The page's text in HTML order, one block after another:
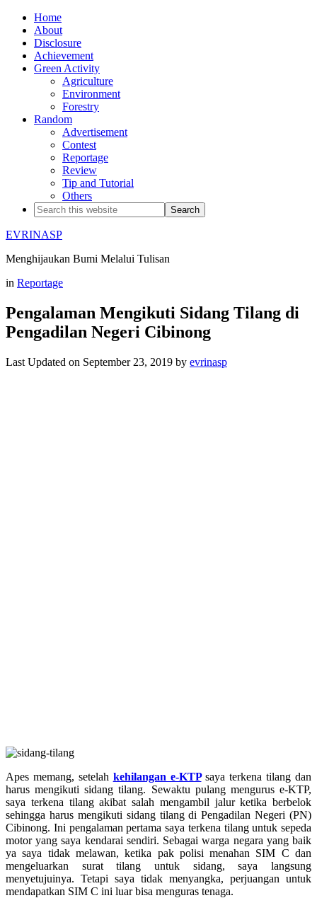
Home
About
Disclosure
Achievement
Green Activity
Agriculture
Environment
Forestry
Random
Advertisement
Contest
Reportage
Review
Tip and Tutorial
Others
EVRINASP
Menghijaukan Bumi Melalui Tulisan
in Reportage
Pengalaman Mengikuti Sidang Tilang di
Pengadilan Negeri Cibinong
Last Updated on September 23, 2019 by evrinasp
Apes memang, setelah kehilangan e-KTP saya terkena tilang dan
harus mengikuti sidang tilang. Sewaktu pulang mengurus e-KTP,
saya terkena tilang akibat salah mengambil jalur ketika berbelok
sehingga harus mengikuti sidang tilang di Pengadilan Negeri (PN)
Cibinong. Ini pengalaman pertama saya terkena tilang untuk sepeda
motor yang saya kendarai sendiri. Sebagai warga negara yang baik
ya saya tidak melawan, ketika pak polisi menahan SIM C dan
mengeluarkan surat tilang untuk sidang, saya langsung
menyetujuinya. Tetapi saya tidak menyangka, perjuangan untuk
mendapatkan SIM C ini luar bisa menguras tenaga.